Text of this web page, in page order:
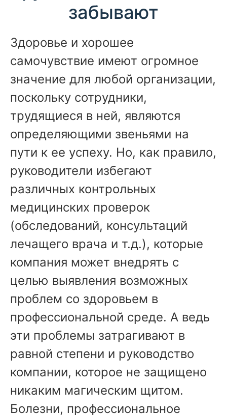
забывают
Здоровье и хорошее
самочувствие имеют огромное
значение для любой организации,
поскольку сотрудники,
трудящиеся в ней, являются
определяющими звеньями на
пути к ее успеху. Но, как правило,
руководители избегают
различных контрольных
медицинских проверок
(обследований, консультаций
лечащего врача и т.д.), которые
компания может внедрять с
целью выявления возможных
проблем со здоровьем в
профессиональной среде. А ведь
эти проблемы затрагивают в
равной степени и руководство
компании, которое не защищено
никаким магическим щитом.
Болезни, профессиональное